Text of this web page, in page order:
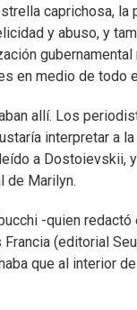
caprichosa,
y abuso, y
en medio de
allí. Los
interpretar a
a Dostoievskii,
de Marilyn.
-quien
(editorial
que al interior